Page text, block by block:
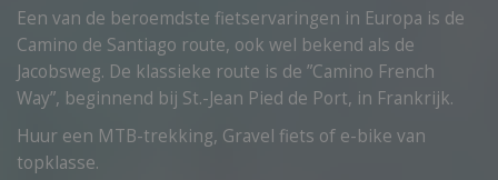
Een van de beroemdste fietservaringen in Europa is de
Camino de Santiago route, ook wel bekend als de
Jacobsweg. De klassieke route is de ”Camino French
Way”, beginnend bij St.-Jean Pied de Port, in Frankrijk.
Huur een MTB-trekking, Gravel fiets of e-bike van
topklasse.